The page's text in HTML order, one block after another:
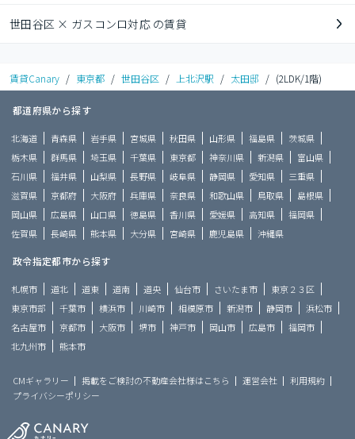
世田谷区 × ガスコンロ対応 の賃貸
賃貸Canary / 東京都 / 世田谷区 / 上北沢駅 / 太田邸 / (2LDK/1階)
都道府県から探す
北海道 青森県 岩手県 宮城県 秋田県 山形県 福島県
茨城県
栃木県
群馬県 埼玉県 千葉県 東京都 神奈川県 新潟県
富山県
石川県
福井県 山梨県 長野県 岐阜県 静岡県 愛知県
三重県
滋賀県
京都府 大阪府 兵庫県 奈良県 和歌山県 鳥取県
島根県
岡山県
広島県 山口県 徳島県 香川県 愛媛県 高知県
福岡県
佐賀県
長崎県 熊本県 大分県 宮崎県 鹿児島県 沖縄県
政令指定都市から探す
札幌市 道北 道東 道南 道央 仙台市 さいたま市
東京２３区
東京市部
千葉市 横浜市 川崎市 相模原市 新潟市 静岡市
浜松市
名古屋市
京都市 大阪市 堺市 神戸市 岡山市 広島市
福岡市
北九州市
熊本市
CMギャラリー 掲載をご検討の不動産会社様はこちら 運営会社
利用規約
プライバシーポリシー